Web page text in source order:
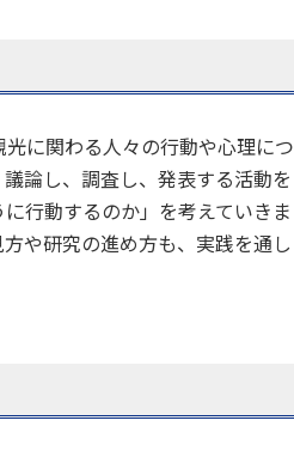
に関わる人々の行動や心理につ
論し、調査し、発表する活動を
行動するのか」を考えていきま
や研究の進め方も、実践を通し